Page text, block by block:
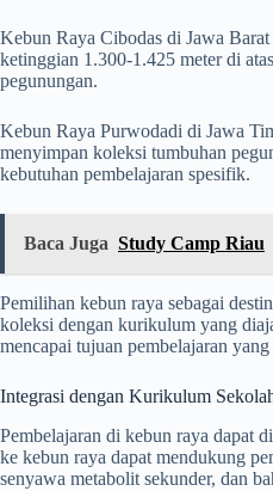
Kebun Raya Cibodas di Jawa
ketinggian 1.300-1.425 meter di
pegunungan.
Kebun Raya Purwodadi di Jawa
menyimpan koleksi tumbuhan
kebutuhan pembelajaran spesifik.
Baca Juga Study Camp Riau
Pemilihan kebun raya sebagai
koleksi dengan kurikulum yang
mencapai tujuan pembelajaran
Integrasi dengan Kurikulum
Pembelajaran di kebun raya dapat
ke kebun raya dapat mendukung
senyawa metabolit sekunder, dan